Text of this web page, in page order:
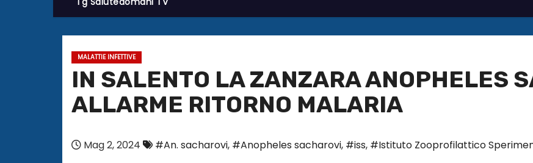
MALATTIE INFETTIVE
IN SALENTO LA ZANZARA ANOPHELES
ALLARME RITORNO MALARIA
Mag 2, 2024 #An. sacharovi, #Anopheles sacharovi, #iss, #Istituto Zooprofilattico